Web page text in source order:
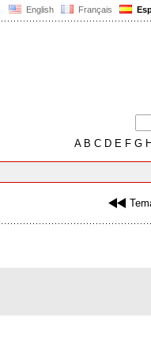
English Français
AB C D E F G H